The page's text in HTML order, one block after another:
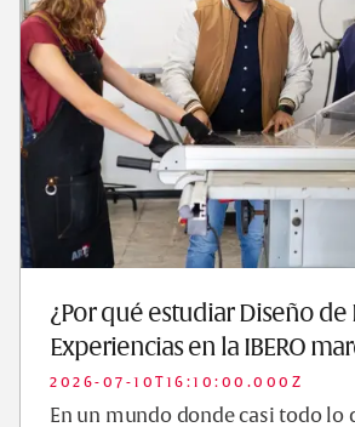
¿Por qué estudiar Diseño de
Experiencias en la IBERO
diferencia?
2026-07-10T16:10:00.000Z
En un mundo donde casi todo lo